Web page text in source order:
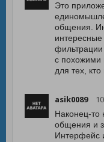
Это
общения.
с похожими
для тех,
asik0089
Наконец-
общения и
Интерфейс